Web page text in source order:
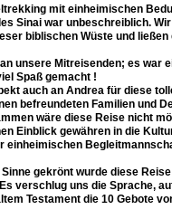
mit einheimischen
Sinai war unbeschreiblich.
biblischen Wüste und
unsere Mitreisenden; es war
Spaß gemacht !
auch an Andrea für diese
befreundeten Familien und
wäre diese Reise nicht
Einblick gewähren in die
einheimischen
Sinne gekrönt wurde diese
verschlug uns die Sprache,
Testament die 10 Gebote